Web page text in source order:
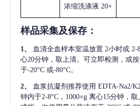
浓缩洗涤液 20×
样品采集及保存 ：
1、 血清全血样本室温放置 2小时或 2-
心20分钟，取上清。可立即检测，或
于-20°C 或-80°C。
2、 血浆抗凝剂推荐使用 EDTA-Na2/
钟内于2-8°C，1000×g 离心15分钟，